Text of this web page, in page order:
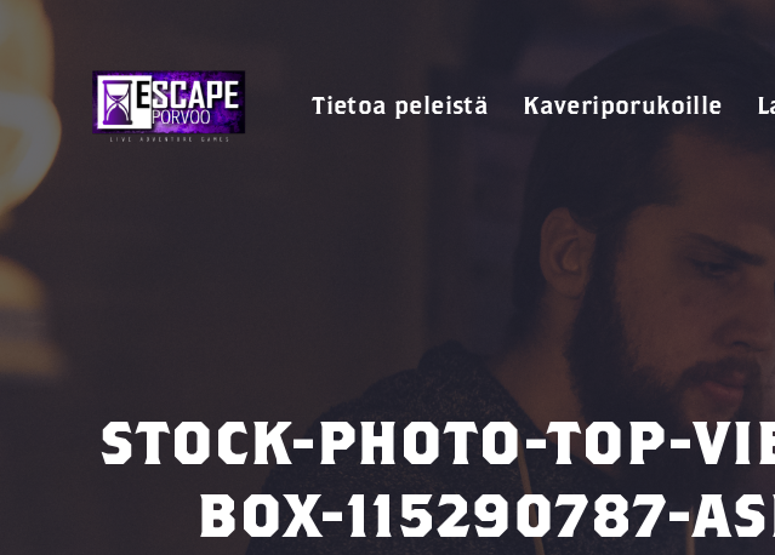
Tietoa peleistä Kaveriporukoille
STOCK-PHOTO-TOP-
BOX-115290787-